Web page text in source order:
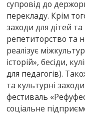
супровід до
перекладу. Крім
заходи для дітей та
репетиторство та
реалізує
історій», бесіди,
для педагогів).
та культурні
фестиваль
соціальне